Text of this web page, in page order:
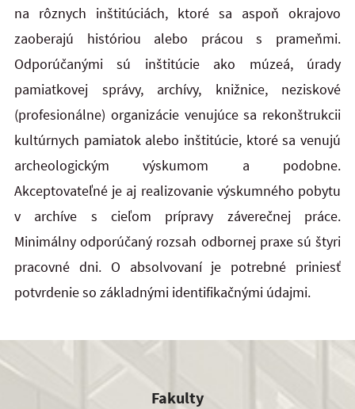
na rôznych inštitúciách, ktoré sa aspoň okrajovo
zaoberajú históriou alebo prácou s prameňmi.
Odporúčanými sú inštitúcie ako múzeá, úrady
pamiatkovej správy, archívy, knižnice, neziskové
(profesionálne) organizácie venujúce sa rekonštrukcii
kultúrnych pamiatok alebo inštitúcie, ktoré sa venujú
archeologickým výskumom a podobne.
Akceptovateľné je aj realizovanie výskumného pobytu
v archíve s cieľom prípravy záverečnej práce.
Minimálny odporúčaný rozsah odbornej praxe sú štyri
pracovné dni. O absolvovaní je potrebné priniesť
potvrdenie so základnými identifikačnými údajmi.
Fakulty